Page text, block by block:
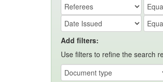
Add filters:
Use filters to refine the search